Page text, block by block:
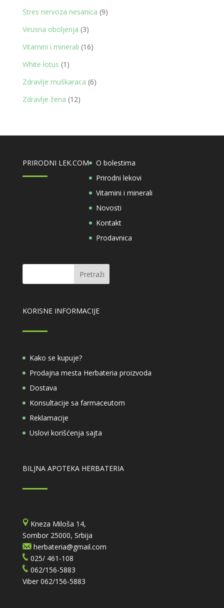
proizvoda
Stres nervoza nesanica 99
Virusna oboljenja 33
proizvoda
Vitamini i minerali 1616
White lotus 1 1
proizvod
Zdravlje muškaraca 66
Zdravlje žena 1212
PRIRODNI LEK.COM
O bolestima
Prirodni lekovi
Vitamini i minerali
Novosti
Kontakt
Prodavnica
KORISNE INFORMACIJE
Kako se kupuje?
Prodajna mesta Herbateria proizvoda
Dostava
Konsultacije sa farmaceutom
Reklamacije
Uslovi korišćenja sajta
BILJNA APOTEKA HERBATERIA
Kneza Miloša 14,
Sombor 25000, Srbija
herbateria@gmail.com
025/ 461-108
062/156-5883
Viber 062/156-5883